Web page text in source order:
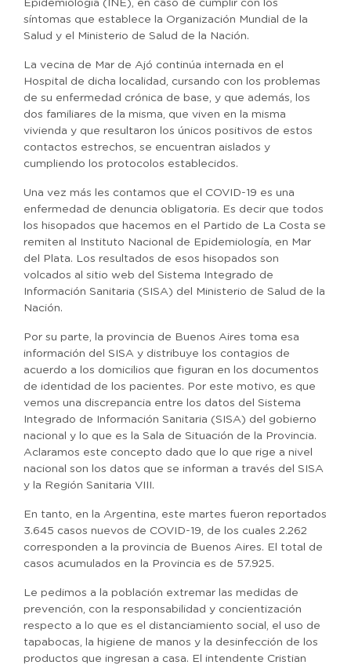
Epidemiología (INE), en caso de cumplir con los
síntomas que establece la Organización Mundial de la
Salud y el Ministerio de Salud de la Nación.
La vecina de Mar de Ajó continúa internada en el
Hospital de dicha localidad, cursando con los problemas
de su enfermedad crónica de base, y que además, los
dos familiares de la misma, que viven en la misma
vivienda y que resultaron los únicos positivos de estos
contactos estrechos, se encuentran aislados y
cumpliendo los protocolos establecidos.
Una vez más les contamos que el COVID-19 es una
enfermedad de denuncia obligatoria. Es decir que todos
los hisopados que hacemos en el Partido de La Costa se
remiten al Instituto Nacional de Epidemiología, en Mar
del Plata. Los resultados de esos hisopados son
volcados al sitio web del Sistema Integrado de
Información Sanitaria (SISA) del Ministerio de Salud de la
Nación.
Por su parte, la provincia de Buenos Aires toma esa
información del SISA y distribuye los contagios de
acuerdo a los domicilios que figuran en los documentos
de identidad de los pacientes. Por este motivo, es que
vemos una discrepancia entre los datos del Sistema
Integrado de Información Sanitaria (SISA) del gobierno
nacional y lo que es la Sala de Situación de la Provincia.
Aclaramos este concepto dado que lo que rige a nivel
nacional son los datos que se informan a través del SISA
y la Región Sanitaria VIII.
En tanto, en la Argentina, este martes fueron reportados
3.645 casos nuevos de COVID-19, de los cuales 2.262
corresponden a la provincia de Buenos Aires. El total de
casos acumulados en la Provincia es de 57.925.
Le pedimos a la población extremar las medidas de
prevención, con la responsabilidad y concientización
respecto a lo que es el distanciamiento social, el uso de
tapabocas, la higiene de manos y la desinfección de los
productos que ingresan a casa. El intendente Cristian